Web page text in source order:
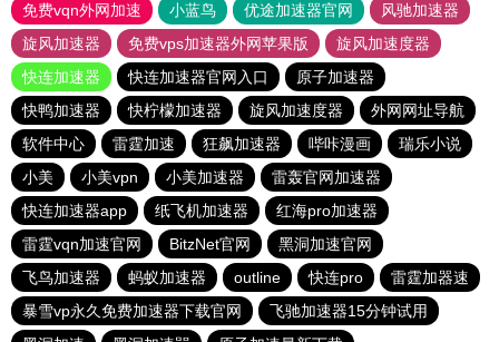
免费vqn外网加速
小蓝鸟 优途加速器官网
风驰加速器
旋风加速器
免费vps加速器外网苹果版
旋风加速度器
快连加速器
快连加速器官网入口
原子加速器
快鸭加速器
快柠檬加速器 旋风加速度器
外网网址导航
软件中心
雷霆加速 狂飙加速器 哔咔漫画
瑞乐小说
小美
小美vpn 小美加速器
雷轰官网加速器
快连加速器app
纸飞机加速器
红海pro加速器
雷霆vqn加速官网
BitzNet官网
黑洞加速官网
飞鸟加速器
蚂蚁加速器 outline 快连pro
雷霆加器速
暴雪vp永久免费加速器下载官网
飞驰加速器15分钟试用